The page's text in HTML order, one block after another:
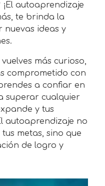
autoaprendizaje
te brinda la
ideas y
más curioso,
comprometido con
a confiar en
superar cualquier
y tus
autoaprendizaje no
metas, sino que
de logro y